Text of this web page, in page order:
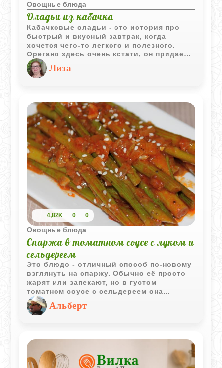
Овощные блюда
Оладьи из кабачка
Кабачковые оладьи - это история про
быстрый и вкусный завтрак, когда
хочется чего-то легкого и полезного.
Орегано здесь очень кстати, он придает
простому овощу почти
средиземноморский оттенок, который
отлично гармонирует с оливковым
оладьи получатся именно золотистыми и
аккуратными, а не водянистыми. С пылу
с жару, с ложкой холодной сметаны - это
просто идеальное начало дня.
Лиза
4,82K 0 0
Овощные блюда
Спаржа в томатном соусе с луком и
сельдереем
Это блюдо - отличный способ по-новому
взглянуть на спаржу. Обычно её просто
жарят или запекают, но в густом
томатном соусе с сельдереем она
раскрывается совсем иначе. Получается
такая сочная, пряная закуска, которая
хороша и как гарнир к мясу, и сама по
аппетитно. Классно, что её можно есть и
холодной, как овощную закуску - вкус от
этого только выигрывает.
Альберт